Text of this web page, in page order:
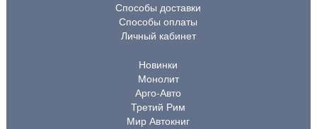
Способы доставки
Способы оплаты
Личный кабинет
Новинки
Монолит
Арго-Авто
Третий Рим
Мир Автокниг